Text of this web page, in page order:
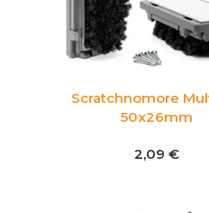
Scratchnomore
50x26mm
2,09 €